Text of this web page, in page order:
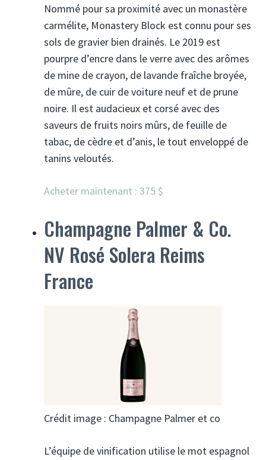
Nommé pour sa proximité avec un monastère
carmélite, Monastery Block est connu pour ses
sols de gravier bien drainés. Le 2019 est
pourpre d’encre dans le verre avec des arômes
de mine de crayon, de lavande fraîche broyée,
de mûre, de cuir de voiture neuf et de prune
noire. Il est audacieux et corsé avec des
saveurs de fruits noirs mûrs, de feuille de
tabac, de cèdre et d’anis, le tout enveloppé de
tanins veloutés.
Acheter maintenant : 375 $
Champagne Palmer & Co.
NV Rosé Solera Reims
France
Crédit image : Champagne Palmer et co
L’équipe de vinification utilise le mot espagnol